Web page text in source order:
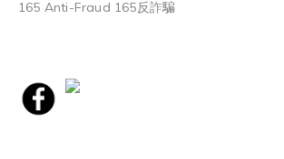
165 Anti-Fraud 165反詐騙